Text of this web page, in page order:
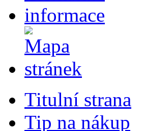
Titulní strana
Tip na nákup